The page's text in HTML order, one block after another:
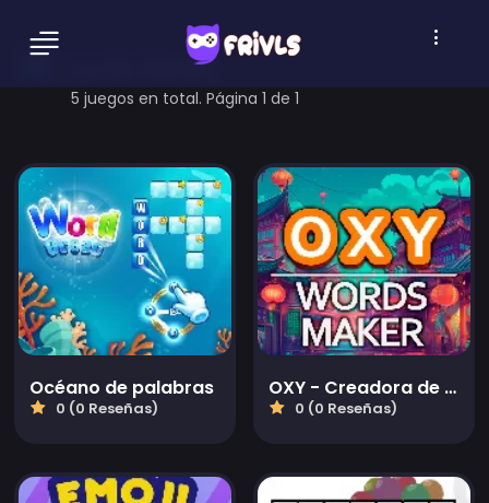
words Games
5 juegos en total. Página 1 de 1
Océano de palabras
0 (0 Reseñas)
OXY - Creadora de palabras
0 (0 Reseñas)